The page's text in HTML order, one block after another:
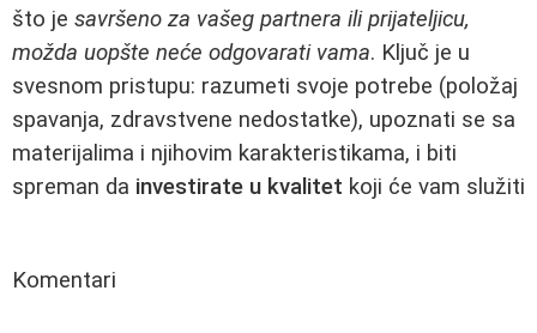
što je savršeno za vašeg partnera ili prijateljicu,
možda uopšte neće odgovarati vama. Ključ je u
svesnom pristupu: razumeti svoje potrebe (položaj
spavanja, zdravstvene nedostatke), upoznati se sa
materijalima i njihovim karakteristikama, i biti
spreman da investirate u kvalitet koji će vam služiti
Komentari